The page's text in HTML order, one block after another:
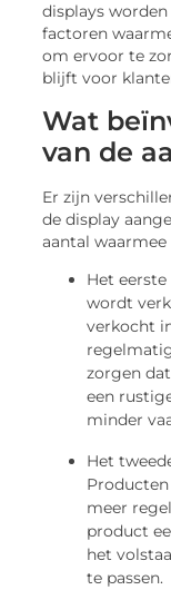
displays worden
factoren
om ervoor te
blijft voor
Wat
van de
Er zijn
de display
aantal
Het
wordt
verkocht
zorgen
een
minder
Het
meer
product
het
te passen.